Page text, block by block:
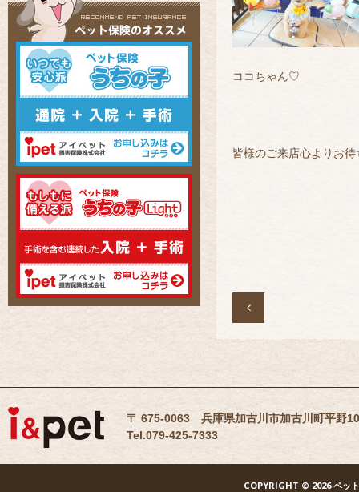
ココちゃん♡
皆様のご来店心よりお

〒 675-0063 兵庫県加古川市加古川町平野
Tel.079-425-7333
COPYRIGHT © 2026 ペッ